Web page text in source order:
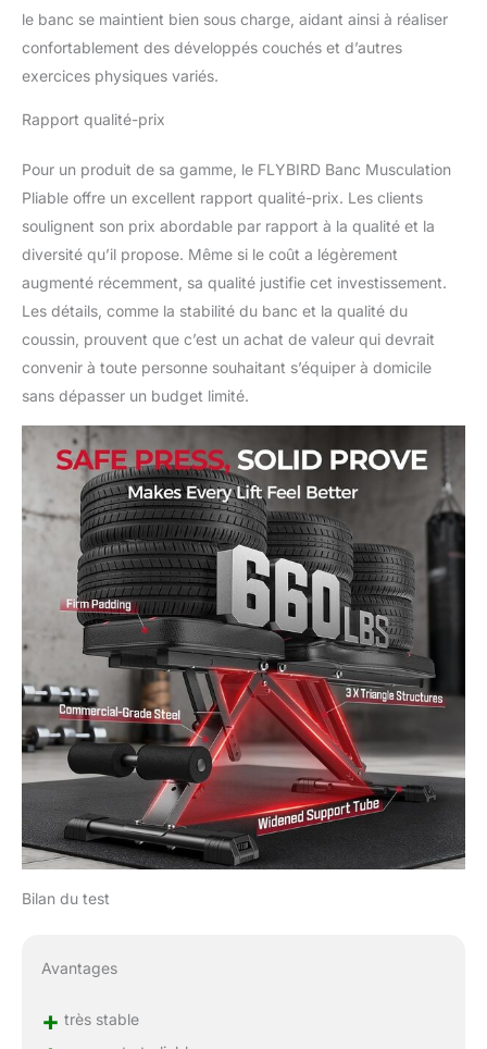
vous entraîner en toute
confiance. 【Surface en
conserve une surface
ultra-adhérente même
quand vous transpirez –
un élément essentiel
pour des séries intenses.
Il est également résistant
à l’usure et aux plis pour
une performance
durable. 【Hauteur
standard IPF pour
Conçu à la hauteur
optimale de compétition
IPF de 44,15 cm, le banc
réglable FLYBIRD assure
un rangement plus sûr et
maximise la poussée des
jambes lors du
développé couché. Il est
parfaitement adapté pour
offrir une base stable et
puissante aux
passionnés de fitness.
【Banc de qualité
FLYBIRD】Fabriqué en
acier épais de qualité
commerciale, il a réussi
des milliers de tests de
charge pour garantir la
sécurité à chaque
entraînement. Pas de
le banc se maintient bien sous charge, aidant ainsi à réaliser
confortablement des développés couchés et d’autres
exercices physiques variés.
Rapport qualité-prix
Pour un produit de sa gamme, le FLYBIRD Banc Musculation
Pliable offre un excellent rapport qualité-prix. Les clients
soulignent son prix abordable par rapport à la qualité et la
diversité qu’il propose. Même si le coût a légèrement
augmenté récemment, sa qualité justifie cet investissement.
Les détails, comme la stabilité du banc et la qualité du
coussin, prouvent que c’est un achat de valeur qui devrait
convenir à toute personne souhaitant s’équiper à domicile
sans dépasser un budget limité.
Bilan du test
Avantages
+ très stable